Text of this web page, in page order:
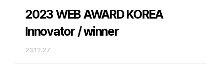
2023 WEB AWARD KOREA
Innovator / winner
23.12.27